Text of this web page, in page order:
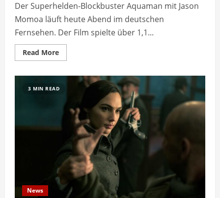
Der Superhelden-Blockbuster Aquaman mit Jason
Momoa läuft heute Abend im deutschen
Fernsehen. Der Film spielte über 1,1...
Read MoreRead
more
heute
Abend
deutschen
Fernsehen
3 MIN READ
News